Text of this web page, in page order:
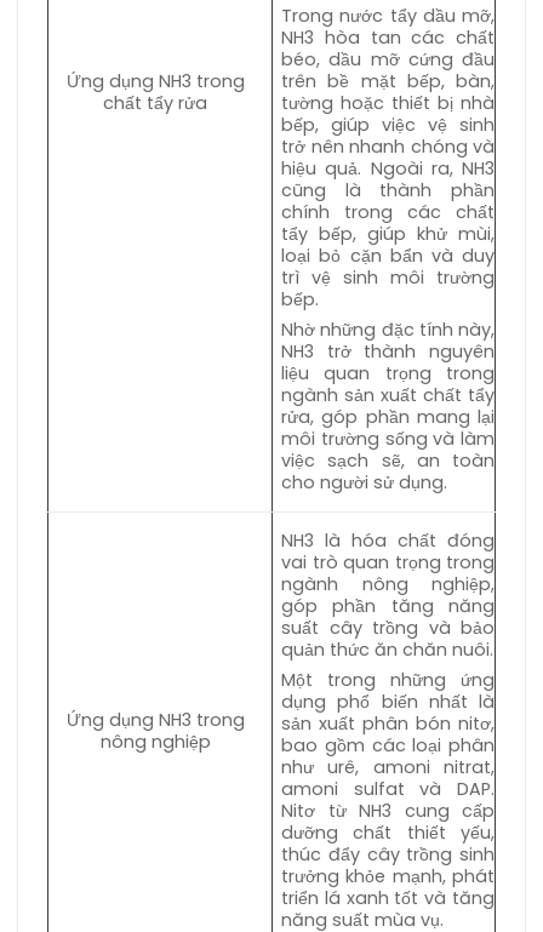
Ứng dụng NH3 trong
chất tẩy rửa
Trong nước tẩy dầu mỡ,
NH3 hòa tan các chất
béo, dầu mỡ cứng đầu
trên bề mặt bếp, bàn,
tường hoặc thiết bị nhà
bếp, giúp việc vệ sinh
trở nên nhanh chóng và
hiệu quả. Ngoài ra, NH3
cũng là thành phần
chính trong các chất
tẩy bếp, giúp khử mùi,
loại bỏ cặn bẩn và duy
trì vệ sinh môi trường
bếp.
Nhờ những đặc tính này,
NH3 trở thành nguyên
liệu quan trọng trong
ngành sản xuất chất tẩy
rửa, góp phần mang lại
môi trường sống và làm
việc sạch sẽ, an toàn
cho người sử dụng.
Ứng dụng NH3 trong
nông nghiệp
NH3 là hóa chất đóng
vai trò quan trọng trong
ngành nông nghiệp,
góp phần tăng năng
suất cây trồng và bảo
quản thức ăn chăn nuôi.
Một trong những ứng
dụng phổ biến nhất là
sản xuất phân bón nitơ,
bao gồm các loại phân
như urê, amoni nitrat,
amoni sulfat và DAP.
Nitơ từ NH3 cung cấp
dưỡng chất thiết yếu,
thúc đẩy cây trồng sinh
trưởng khỏe mạnh, phát
triển lá xanh tốt và tăng
năng suất mùa vụ.